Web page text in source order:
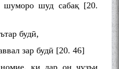
шуд сабақ [20.
будӣ,
зар будӣ [20. 46]